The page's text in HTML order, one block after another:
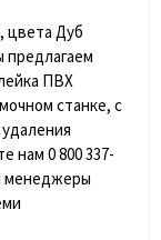
цвета Дуб
предлагаем
ПВХ
станке, с
нам 0 800 337-
менеджеры